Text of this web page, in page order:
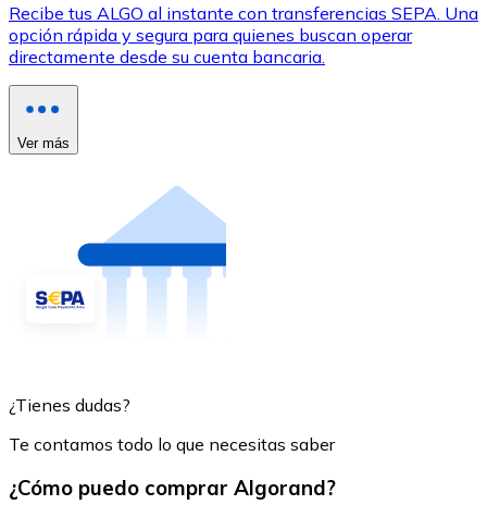
Recibe tus ALGO al instante con transferencias SEPA. Una
opción rápida y segura para quienes buscan operar
directamente desde su cuenta bancaria.
Ver más
¿Tienes dudas?
Te contamos todo lo que necesitas saber
¿Cómo puedo comprar Algorand?